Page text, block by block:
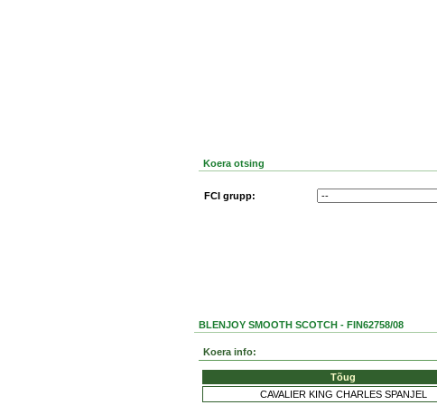
Koera otsing
FCI grupp:
BLENJOY SMOOTH SCOTCH - FIN62758/08
Koera info:
Tõug
CAVALIER KING CHARLES SPANJEL